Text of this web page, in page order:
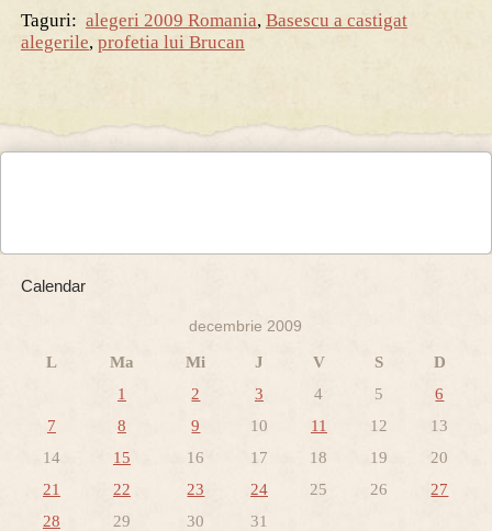
Taguri: alegeri 2009 Romania, Basescu a castigat
alegerile, profetia lui Brucan
Calendar
decembrie 2009
L Ma Mi J V S
D
1
2 3 4 5
6
7
8 9 10 11 12
13
14
15 16 17 18 19
20
21
22 23 24 25 26
27
28
29 30 31